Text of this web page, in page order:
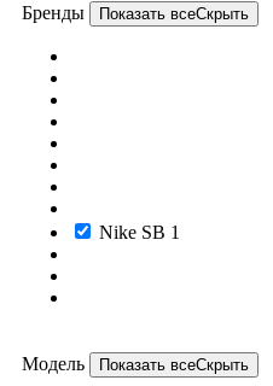
Бренды Показать всеСкрыть
Nike SB 1
Модель Показать всеСкрыть